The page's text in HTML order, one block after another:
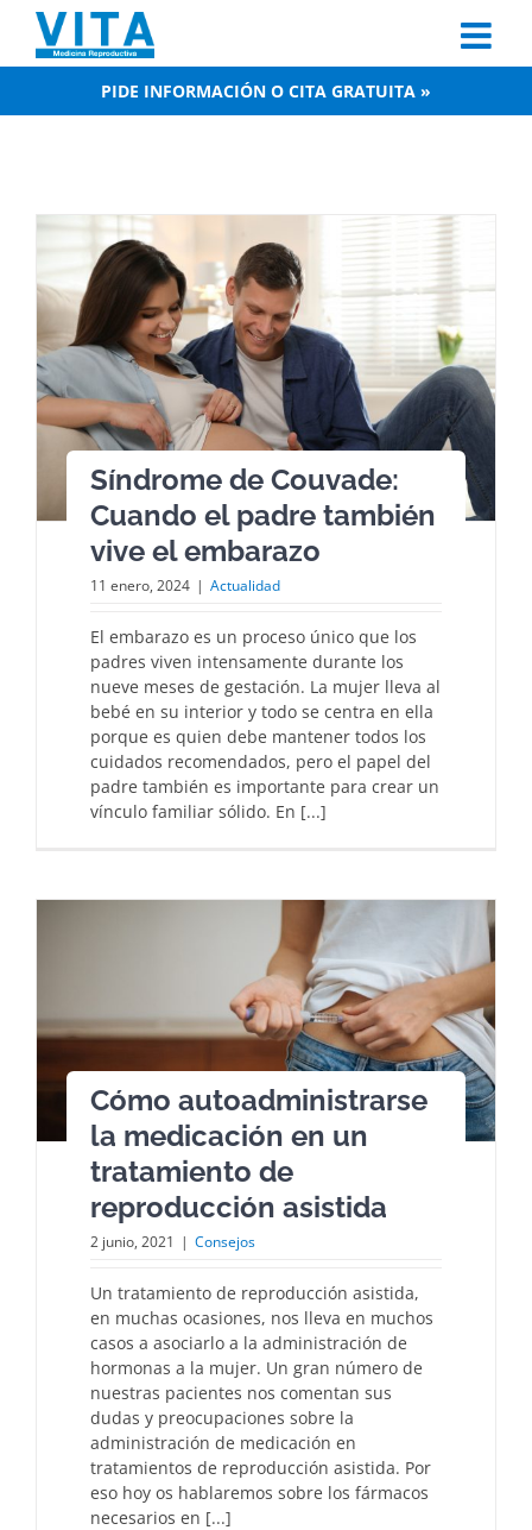
content
PIDE INFORMACIÓN O CITA GRATUITA »
Síndrome de Couvade:
Cuando el padre también
vive el embarazo
11 enero, 2024 | Actualidad
El embarazo es un proceso único que los
padres viven intensamente durante los
nueve meses de gestación. La mujer lleva al
bebé en su interior y todo se centra en ella
porque es quien debe mantener todos los
cuidados recomendados, pero el papel del
padre también es importante para crear un
vínculo familiar sólido. En [...]
Cómo autoadministrarse
la medicación en un
tratamiento de
reproducción asistida
2 junio, 2021 | Consejos
Un tratamiento de reproducción asistida,
en muchas ocasiones, nos lleva en muchos
casos a asociarlo a la administración de
hormonas a la mujer. Un gran número de
nuestras pacientes nos comentan sus
dudas y preocupaciones sobre la
administración de medicación en
tratamientos de reproducción asistida. Por
eso hoy os hablaremos sobre los fármacos
necesarios en [...]